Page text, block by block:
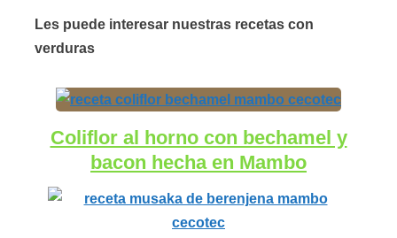
Les puede interesar nuestras recetas con
verduras
Coliflor al horno con bechamel y
bacon hecha en Mambo